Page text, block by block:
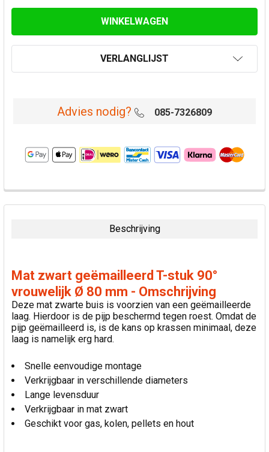
VERLANGLIJST
Advies nodig? 085-7326809
VAAK
SAMEN
VOEG
GESELECTEERDE
TOE AAN
WINKELWAGEN
Beschrijving
Mat zwart geëmailleerd T-stuk 90°
vrouwelijk Ø 80 mm - Omschrijving
Deze mat zwarte buis is voorzien van een geëmailleerde
laag. Hierdoor is de pijp beschermd tegen roest. Omdat de
pijp geëmailleerd is, is de kans op krassen minimaal, deze
laag is namelijk erg hard.
Snelle eenvoudige montage
Verkrijgbaar in verschillende diameters
Lange levensduur
Verkrijgbaar in mat zwart
Geschikt voor gas, kolen, pellets en hout